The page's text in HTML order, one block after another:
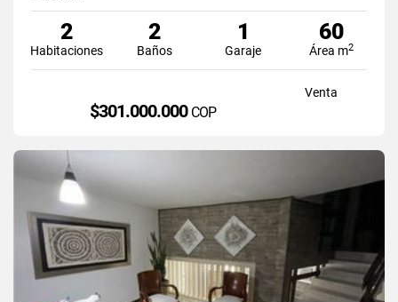
2
Habitaciones
2
Baños
1
Garaje
60
Área m2
Venta
$301.000.000 COP